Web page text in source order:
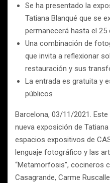
Se ha presentado la
Tatiana Blanqué que se
permanecerá hasta el 25
Una combinación de
que invita a reflexionar
restauración y sus
La entrada es gratuita y
públicos
Barcelona, 03/11/2021.
nueva exposición de
espacios expositivos de
lenguaje fotográfico y las
“Metamorfosis”, cocineros
Casagrande, Carme